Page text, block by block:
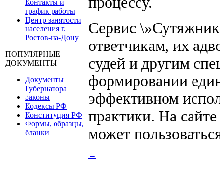
Контакты и
график работы
Центр занятости
населения г.
Ростов-на-Дону
ПОПУЛЯРНЫЕ
ДОКУМЕНТЫ
Документы
Губернатора
Законы
Кодексы РФ
Конституция РФ
Формы, образцы,
бланки
Сервис
ответчикам, их
судей и другим
формировании
эффективном
практики. На сайте
может
←